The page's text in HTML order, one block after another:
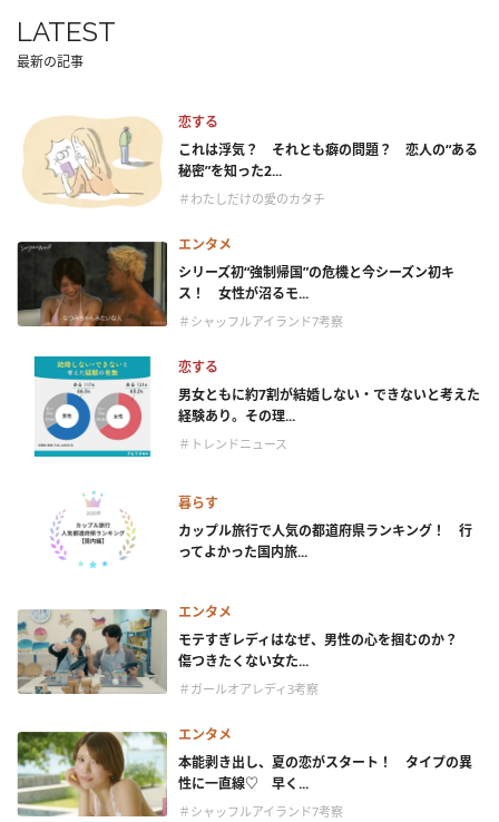
LATEST
最新の記事
恋する
これは浮気？ それとも癖の問題？ 恋人の“ある
秘密”を知った2...
＃わたしだけの愛のカタチ
エンタメ
シリーズ初“強制帰国”の危機と今シーズン初キ
ス！ 女性が沼るモ...
＃シャッフルアイランド7考察
恋する
男女ともに約7割が結婚しない・できないと考えた
経験あり。その理...
＃トレンドニュース
暮らす
カップル旅行で人気の都道府県ランキング！ 行
ってよかった国内旅...
エンタメ
モテすぎレディはなぜ、男性の心を掴むのか？
傷つきたくない女た...
＃ガールオアレディ3考察
エンタメ
本能剥き出し、夏の恋がスタート！ タイプの異
性に一直線♡ 早く...
＃シャッフルアイランド7考察